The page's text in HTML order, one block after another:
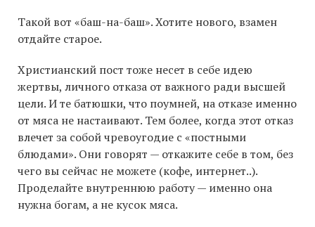
Такой вот «баш-на-баш». Хотите нового, взамен
отдайте старое.
Христианский пост тоже несет в себе идею
жертвы, личного отказа от важного ради высшей
цели. И те батюшки, что поумней, на отказе именно
от мяса не настаивают. Тем более, когда этот отказ
влечет за собой чревоугодие с «постными
блюдами». Они говорят — откажите себе в том, без
чего вы сейчас не можете (кофе, интернет..).
Проделайте внутреннюю работу — именно она
нужна богам, а не кусок мяса.